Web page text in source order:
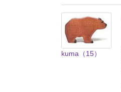
kuma（15）